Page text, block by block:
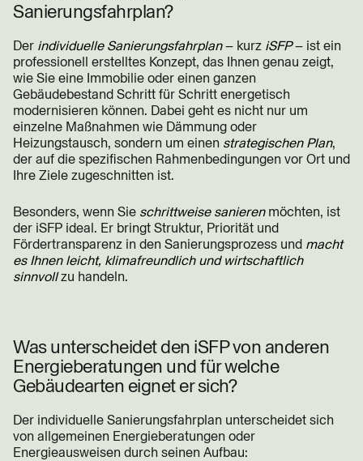
Sanierungsfahrplan?
Der individuelle Sanierungsfahrplan– kurz iSFP– ist ein
professionell erstelltes Konzept, das Ihnen genau zeigt,
wie Sie eine Immobilie oder einen ganzen
Gebäudebestand Schritt für Schritt energetisch
modernisieren können. Dabei geht es nicht nur um
einzelne Maßnahmen wie Dämmung oder
Heizungstausch, sondern um einen strategischen Plan,
der auf die spezifischen Rahmenbedingungen vor Ort und
Ihre Ziele zugeschnitten ist.
Besonders, wenn Sie schrittweise sanierenmöchten, ist
der iSFP ideal. Er bringt Struktur, Priorität und
Fördertransparenz in den Sanierungsprozess und macht
es Ihnen leicht, klimafreundlich und wirtschaftlich
sinnvollzu handeln.
Was unterscheidet den iSFP von anderen
Energieberatungen und für welche
Gebäudearten eignet er sich?
Der individuelle Sanierungsfahrplan unterscheidet sich
von allgemeinen Energieberatungen oder
Energieausweisen durch seinen Aufbau: